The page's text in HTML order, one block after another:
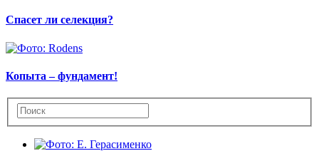
Спасет ли селекция?
Копыта – фундамент!